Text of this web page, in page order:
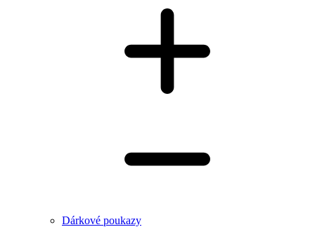
Dárkové poukazy